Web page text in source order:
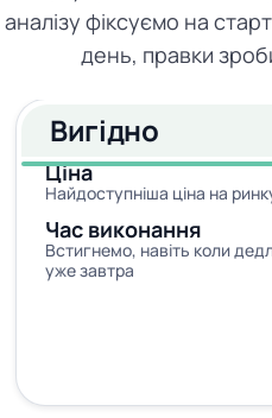
аналізу фіксуємо на
день, правки
Вигідно
Ціна
Найдоступніша ціна на
Час виконання
Встигнемо, навіть коли
уже завтра